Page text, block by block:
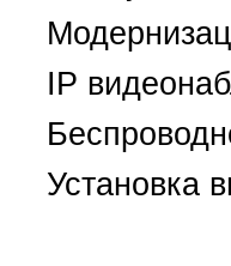
IP
Установка